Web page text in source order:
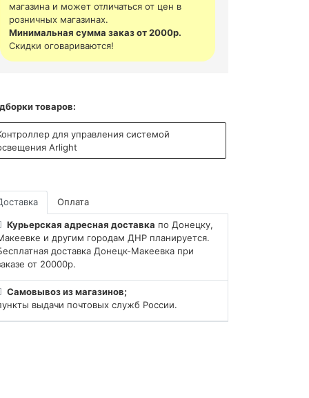
магазина и может отличаться от цен в
розничных магазинах.
Минимальная сумма заказ от 2000р.
Скидки оговариваются!
товаров:
для управления системой
Arlight
Оплата
Курьерская адресная доставка по Донецку,
и другим городам ДНР планируется.
доставка Донецк-Макеевка при
от 20000р.
Самовывоз из магазинов;
выдачи почтовых служб России.